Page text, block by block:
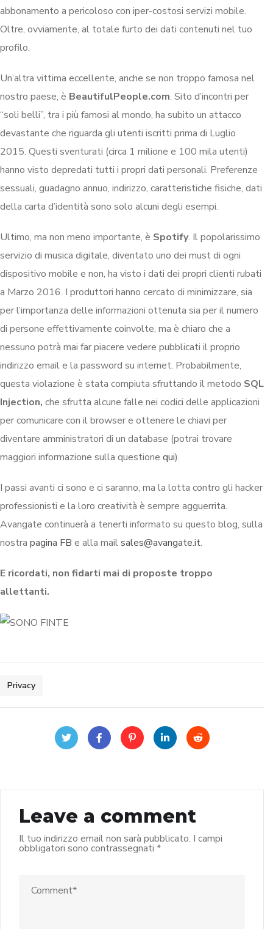
abbonamento a pericoloso con iper-costosi servizi mobile.
Oltre, ovviamente, al totale furto dei dati contenuti nel tuo
profilo.
Un’altra vittima eccellente, anche se non troppo famosa nel
nostro paese, è BeautifulPeople.com. Sito d’incontri per
“soli belli”, tra i più famosi al mondo, ha subito un attacco
devastante che riguarda gli utenti iscritti prima di Luglio
2015. Questi sventurati (circa 1 milione e 100 mila utenti)
hanno visto depredati tutti i propri dati personali. Preferenze
sessuali, guadagno annuo, indirizzo, caratteristiche fisiche, dati
della carta d’identità sono solo alcuni degli esempi.
Ultimo, ma non meno importante, è Spotify. Il popolarissimo
servizio di musica digitale, diventato uno dei must di ogni
dispositivo mobile e non, ha visto i dati dei propri clienti rubati
a Marzo 2016. I produttori hanno cercato di minimizzare, sia
per l’importanza delle informazioni ottenuta sia per il numero
di persone effettivamente coinvolte, ma è chiaro che a
nessuno potrà mai far piacere vedere pubblicati il proprio
indirizzo email e la password su internet. Probabilmente,
questa violazione è stata compiuta sfruttando il metodo SQL
Injection, che sfrutta alcune falle nei codici delle applicazioni
per comunicare con il browser e ottenere le chiavi per
diventare amministratori di un database (potrai trovare
maggiori informazione sulla questione qui).
I passi avanti ci sono e ci saranno, ma la lotta contro gli hacker
professionisti e la loro creatività è sempre agguerrita.
Avangate continuerà a tenerti informato su questo blog, sulla
nostra pagina FB e alla mailsales@avangate.it.
E ricordati, non fidarti mai di proposte troppo
allettanti.
Privacy
Leave a comment
Il tuo indirizzo email non sarà pubblicato. I campi
obbligatori sono contrassegnati *